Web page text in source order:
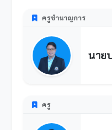
ครูชำนาญการ
ครู